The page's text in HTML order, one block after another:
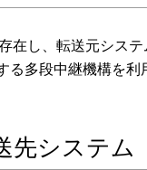
在し、転送元シス
る多段中継機構を利
先システム